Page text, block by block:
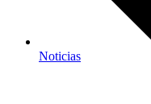
Noticias